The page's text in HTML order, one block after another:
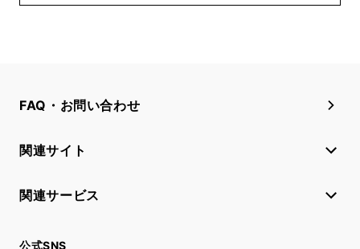
FAQ・お問い合わせ
関連サイト
関連サービス
公式SNS